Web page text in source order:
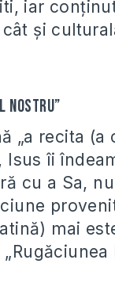
iar
și
Nostru”
„a recita
Isus îi
cu a Sa,
mai